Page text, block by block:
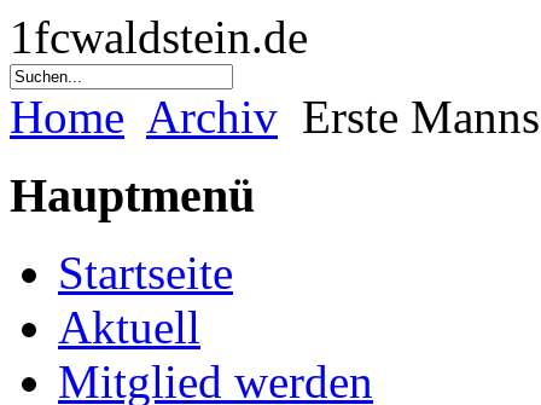
1fcwaldstein.de
Home Archiv Erste
Hauptmenü
Startseite
Aktuell
Mitglied werden